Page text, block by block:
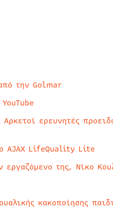
την Golmar
ερευνητές
AJAX LifeQuality Lite
της, Νίκο
κακοποίησης